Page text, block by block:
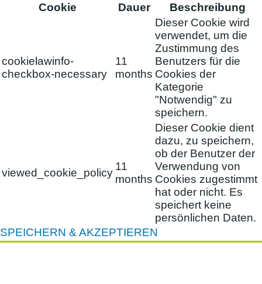
Cookie
Dauer Beschreibung
cookielawinfo-
checkbox-necessary
11
months
Dieser Cookie wird
verwendet, um die
Zustimmung des
Benutzers für die
Cookies der
Kategorie
"Notwendig" zu
speichern.
viewed_cookie_policy
11
months
Dieser Cookie dient
dazu, zu speichern,
ob der Benutzer der
Verwendung von
Cookies zugestimmt
hat oder nicht. Es
speichert keine
persönlichen Daten.
SPEICHERN & AKZEPTIEREN